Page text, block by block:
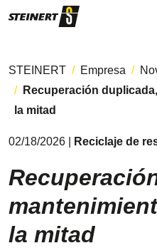
STEINERT Empresa
Recuperación
la mitad
02/18/2026 | Reciclaje de
la mitad